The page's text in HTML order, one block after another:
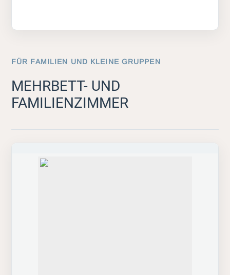
FÜR FAMILIEN UND KLEINE GRUPPEN
MEHRBETT- UND
FAMILIENZIMMER